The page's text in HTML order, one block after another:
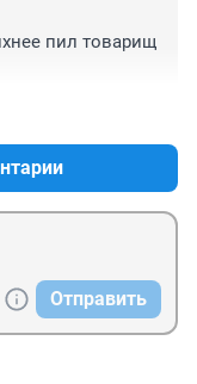
пил товарищ
Отправить